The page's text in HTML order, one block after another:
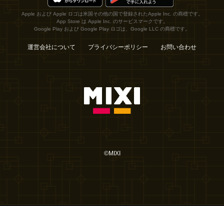
Apple および Apple ロゴは米国その他の国で登録されたApple Inc. の商標です。
App Store は Apple Inc. のサービスマークです。
Google Play および Google Play ロゴは、Google LLC の商標です。
運営会社について プライバシーポリシー お問い合わせ
©MIXI